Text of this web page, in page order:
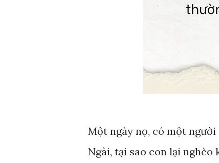
Một ngày nọ, có một
Ngài, tại sao con lại nghèo